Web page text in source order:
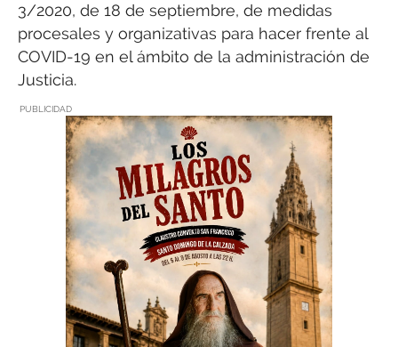
3/2020, de 18 de septiembre, de medidas
procesales y organizativas para hacer frente al
COVID-19 en el ámbito de la administración de
Justicia.
PUBLICIDAD